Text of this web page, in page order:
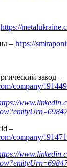
https://
– https://
завод –
company/
–
company/